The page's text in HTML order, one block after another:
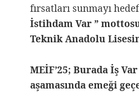
fırsatları sunmayı
İstihdam Var ”
Teknik Anadolu
MEİF’25; Burada İş
aşamasında emeği